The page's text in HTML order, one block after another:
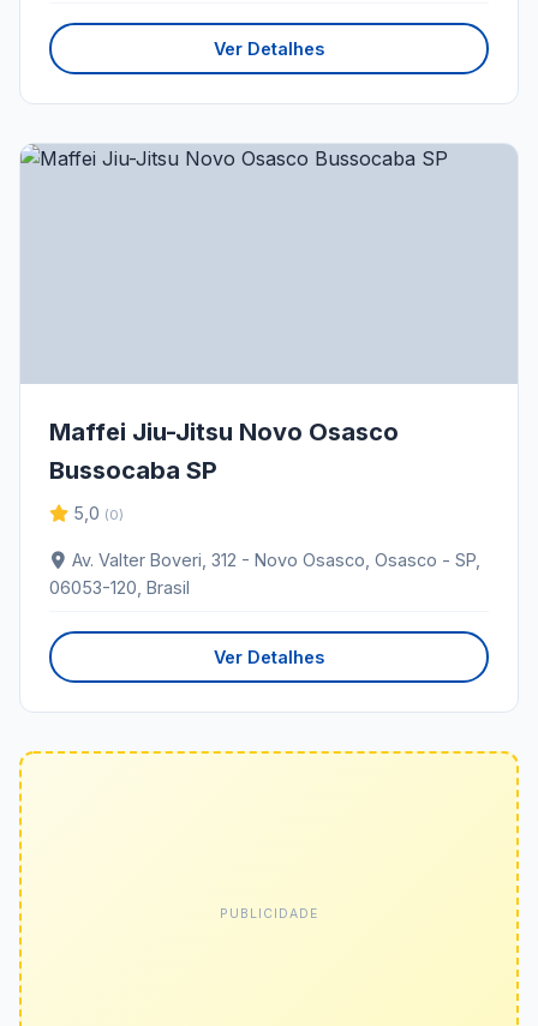
Ver Detalhes
Maffei Jiu-Jitsu Novo Osasco
Bussocaba SP
5,0 (0)
Av. Valter Boveri, 312 - Novo Osasco, Osasco - SP,
06053-120, Brasil
Ver Detalhes